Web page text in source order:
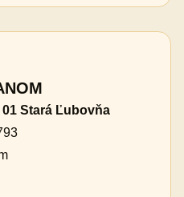
Stará Ľubovňa